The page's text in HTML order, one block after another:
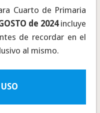
Cuarto de Primaria
de 2024incluye
de recordar en el
al mismo.